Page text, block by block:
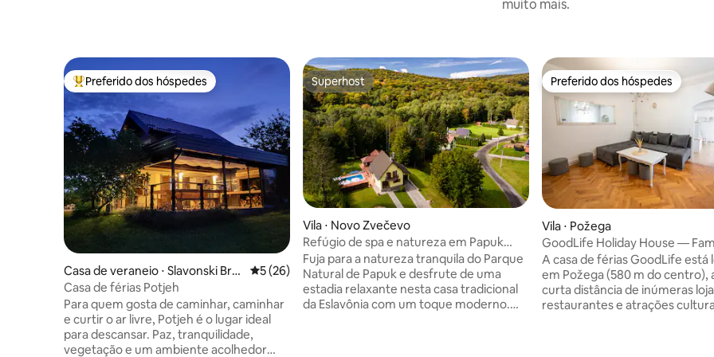
muito mais.
Entre os melhores preferidos dos hóspedes
Preferido dos hóspedes
Casa de veraneio ⋅ Slavonski Bro
d
5 de uma avaliação média de 5, 26 avaliações
5 (26)
Casa de férias Potjeh
Para quem gosta de caminhar, caminhar
e curtir o ar livre, Potjeh é o lugar ideal
para descansar. Paz, tranquilidade,
vegetação e um ambiente acolhedor
Superhost
Superhost
Vila ⋅ Novo Zvečevo
Refúgio de spa e natureza em Papuk
com piscina aquecida
Fuja para a natureza tranquila do Parque
Natural de Papuk e desfrute de uma
estadia relaxante nesta casa tradicional
da Eslavônia com um toque moderno.
Preferido dos hóspedes
Preferido dos hóspedes
Vila ⋅ Požega
GoodLife Holiday House —
amigos
A casa de férias GoodLife está
em Požega (580 m do centro),
curta distância de inúmeras
restaurantes e atrações